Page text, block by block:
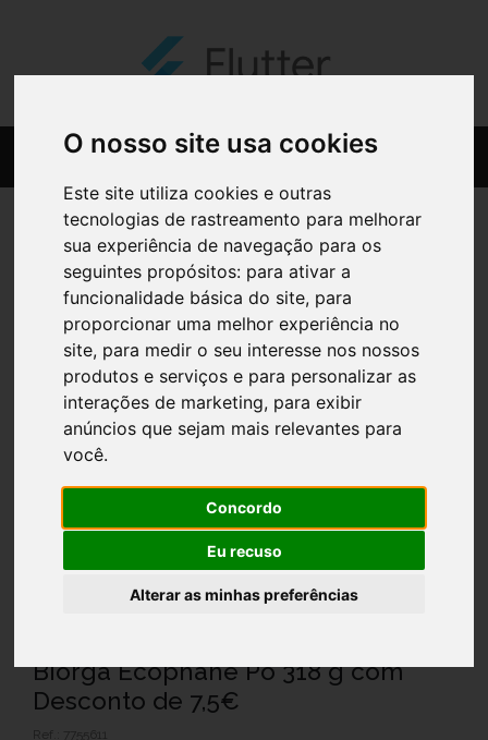
O nosso site usa cookies
Este site utiliza cookies e outras
tecnologias de rastreamento para melhorar
sua experiência de navegação para os
seguintes propósitos: para ativar a
funcionalidade básica do site, para
proporcionar uma melhor experiência no
site, para medir o seu interesse nos nossos
produtos e serviços e para personalizar as
interações de marketing, para exibir
anúncios que sejam mais relevantes para
você.
Concordo
Eu recuso
Alterar as minhas preferências
Biorga Ecophane Pó 318 g com
Desconto de 7,5€
Ref.: 7755611